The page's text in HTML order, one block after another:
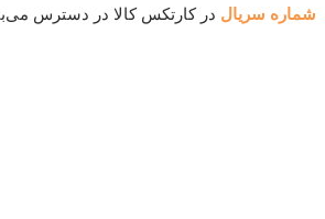
شماره سریال در کارتکس کالا در دسترس